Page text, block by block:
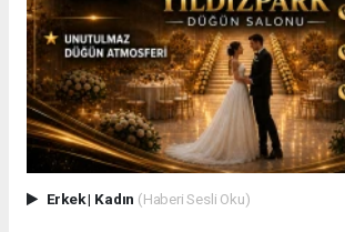
Erkek| Kadın (Haberi Sesli Oku)